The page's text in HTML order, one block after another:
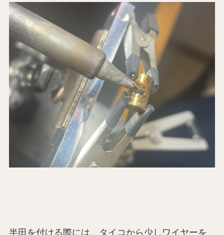
半田を付ける際には、タイコから少しワイヤーを